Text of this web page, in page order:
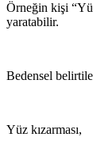
Örneğin kişi
yaratabilir.
Bedensel
Yüz kızarması,